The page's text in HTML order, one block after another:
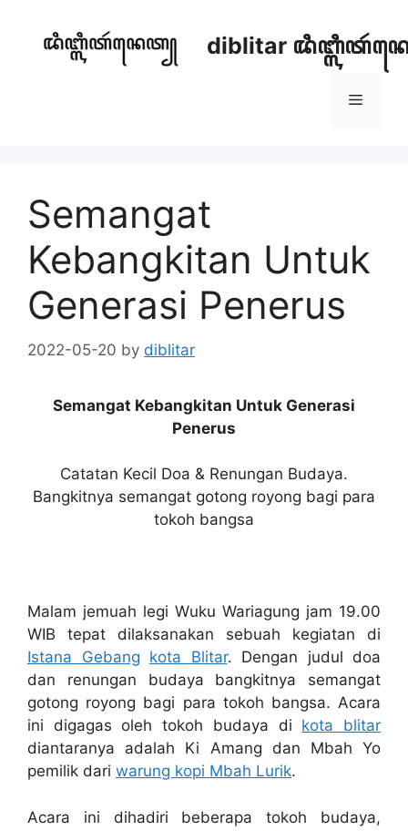
content
diblitar
Menu
Semangat
Kebangkitan Untuk
Generasi Penerus
2022-05-20 by diblitar
Semangat Kebangkitan Untuk Generasi
Penerus
Catatan Kecil Doa & Renungan Budaya.
Bangkitnya semangat gotong royong bagi para
tokoh bangsa
Malam jemuah legi Wuku Wariagung jam 19.00
WIB tepat dilaksanakan sebuah kegiatan di
Istana Gebang kota Blitar. Dengan judul doa
dan renungan budaya bangkitnya semangat
gotong royong bagi para tokoh bangsa. Acara
ini digagas oleh tokoh budaya di kota blitar
diantaranya adalah Ki Amang dan Mbah Yo
pemilik dari warung kopi Mbah Lurik.
Acara ini dihadiri beberapa tokoh budaya,